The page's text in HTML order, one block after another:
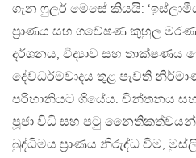
ගැන ෆුලර් මෙසේ කියයි:
ප‍්‍රාණය සහ ගවේෂණ කුහුල
දර්ශනය, විද්‍යාව සහ තාක්ෂණය
දේවධර්මවාදය තුළ පැවති
පරිහානියට ගියේය. චින්තනය
පූජා විධි සහ පටු
බුද්ධිමය ප‍්‍රාණය නිරුද්ධ වීම,